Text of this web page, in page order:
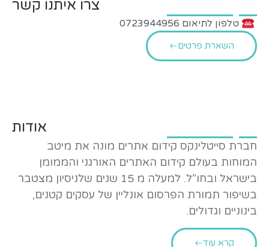
צרו איתנו קשר
טלפון לתיאום 0723944956
השארת פרטים
אודות
חברת סייטלינקס קידום אתרים מונה את מיטב
המוחות בעולם קידום האתרים האורגני והממומן
בישראל ובחו”ל. למעלה מ 15 שנים שלניסיון מצטבר
בשיפור תמורת הפרסום אונליין של עסקים קטנים,
בינוניים וגדולים.
קרא עוד